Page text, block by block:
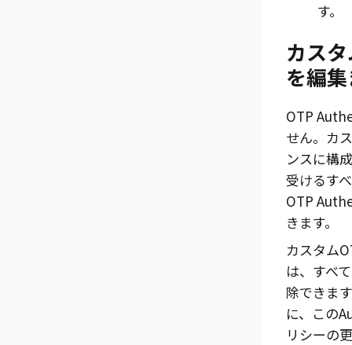
す。
カス
を編
OTP
せん。カ
ンスに構
受けるす
OTP
きます。
カスタム
は、すべ
除できま
に、この
リシーの